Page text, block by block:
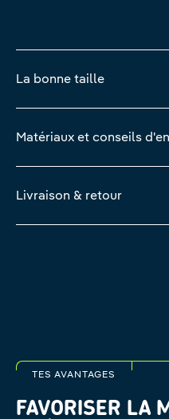
La bonne taille
Matériaux et conseils
Livraison & retour
TES AVANTAGES
FAVORISER LA